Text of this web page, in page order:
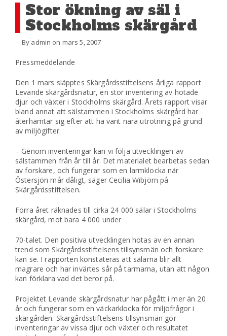
Stor ökning av säl i
Stockholms skärgård
By admin on mars 5, 2007
Pressmeddelande
Den 1 mars släpptes Skärgårdsstiftelsens årliga rapport
Levande skärgårdsnatur, en stor inventering av hotade
djur och växter i Stockholms skärgård. Årets rapport visar
bland annat att sälstammen i Stockholms skärgård har
återhämtar sig efter att ha varit nära utrotning på grund
av miljögifter.
– Genom inventeringar kan vi följa utvecklingen av
sälstammen från år till år. Det materialet bearbetas sedan
av forskare, och fungerar som en larmklocka när
Östersjön mår dåligt, säger Cecilia Wibjörn på
Skärgårdsstiftelsen.
Förra året räknades till cirka 24 000 sälar i Stockholms
skärgård, mot bara 4 000 under
70-talet. Den positiva utvecklingen hotas av en annan
trend som Skärgårdsstiftelsens tillsynsmän och forskare
kan se. I rapporten konstateras att sälarna blir allt
magrare och har invärtes sår på tarmarna, utan att någon
kan förklara vad det beror på.
Projektet Levande skärgårdsnatur har pågått i mer än 20
år och fungerar som en väckarklocka för miljöfrågor i
skärgården. Skärgårdsstiftelsens tillsynsmän gör
inventeringar av vissa djur och växter och resultatet